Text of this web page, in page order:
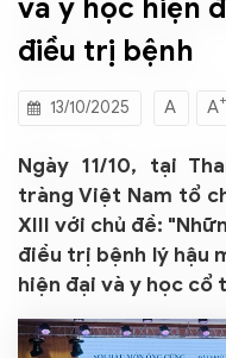
và y học hiện
điều trị bệnh
13/10/2025 A A+
Ngày 11/10, tại
tràng Việt Nam tổ
XIII với chủ đề:
điều trị bệnh lý hậu
hiện đại và y học cổ